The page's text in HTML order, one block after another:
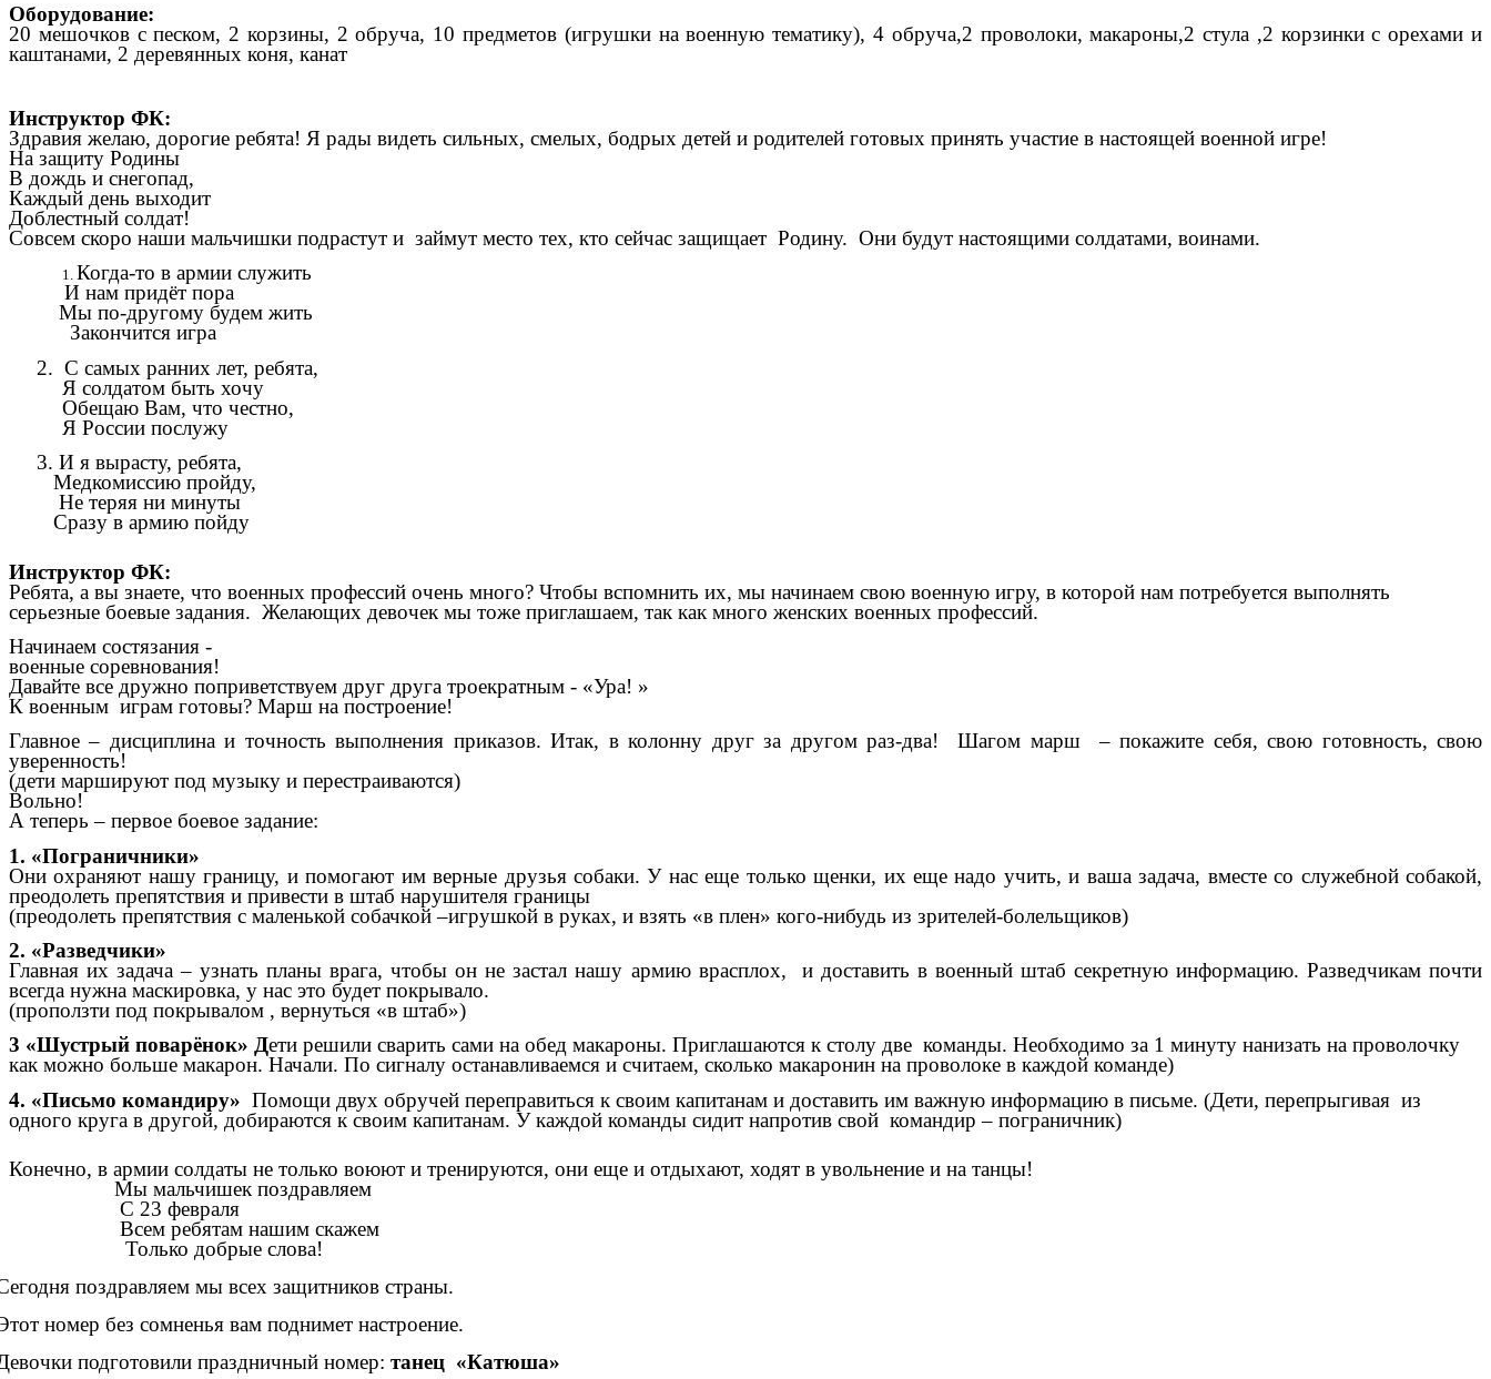
Оборудование:
20 мешочков с песком, 2 корзины, 2 обруча, 10 предметов (игрушки на военную тематику), 4 обруча,2 проволоки, макароны,2 стула ,2 корзинки с орехами и
каштанами, 2 деревянных коня, канат
Инструктор ФК:
Здравия желаю, дорогие ребята! Я рады видеть сильных, смелых, бодрых детей и родителей готовых принять участие в настоящей военной игре!
На защиту Родины
В дождь и снегопад,
Каждый день выходит
Доблестный солдат!
Совсем скоро наши мальчишки подрастут и займут место тех, кто сейчас защищает Родину. Они будут настоящими солдатами, воинами.
Когда-то в армии служить
И нам придёт пора
Мы по-другому будем жить
Закончится игра
2. С самых ранних лет, ребята,
Я солдатом быть хочу
Обещаю Вам, что честно,
Я России послужу
3. И я вырасту, ребята,
Медкомиссию пройду,
Не теряя ни минуты
Сразу в армию пойду
Инструктор ФК:
Ребята, а вы знаете, что военных профессий очень много? Чтобы вспомнить их, мы начинаем свою военную игру, в которой нам потребуется выполнять
серьезные боевые задания. Желающих девочек мы тоже приглашаем, так как много женских военных профессий.
Начинаем состязания -
военные соревнования!
Давайте все дружно поприветствуем друг друга троекратным - «Ура! »
К военным играм готовы? Марш на построение!
Главное – дисциплина и точность выполнения приказов. Итак, в колонну друг за другом раз-два! Шагом марш – покажите себя, свою готовность, свою
уверенность!
(дети маршируют под музыку и перестраиваются)
Вольно!
А теперь – первое боевое задание:
1. «Пограничники»
Они охраняют нашу границу, и помогают им верные друзья собаки. У нас еще только щенки, их еще надо учить, и ваша задача, вместе со служебной собакой,
преодолеть препятствия и привести в штаб нарушителя границы
(преодолеть препятствия с маленькой собачкой –игрушкой в руках, и взять «в плен» кого-нибудь из зрителей-болельщиков)
2. «Разведчики»
Главная их задача – узнать планы врага, чтобы он не застал нашу армию врасплох, и доставить в военный штаб секретную информацию. Разведчикам почти
всегда нужна маскировка, у нас это будет покрывало.
(проползти под покрывалом , вернуться «в штаб»)
3 «Шустрый поварёнок» Дети решили сварить сами на обед макароны. Приглашаются к столу две команды. Необходимо за 1 минуту нанизать на проволочку
как можно больше макарон. Начали. По сигналу останавливаемся и считаем, сколько макаронин на проволоке в каждой команде)
4. «Письмо командиру» Помощи двух обручей переправиться к своим капитанам и доставить им важную информацию в письме. (Дети, перепрыгивая из
одного круга в другой, добираются к своим капитанам. У каждой команды сидит напротив свой командир – пограничник)
Конечно, в армии солдаты не только воюют и тренируются, они еще и отдыхают, ходят в увольнение и на танцы!
Мы мальчишек поздравляем
С 23 февраля
Всем ребятам нашим скажем
Только добрые слова!
поздравляем мы всех защитников страны.
номер без сомненья вам поднимет настроение.
подготовили праздничный номер: танец «Катюша»